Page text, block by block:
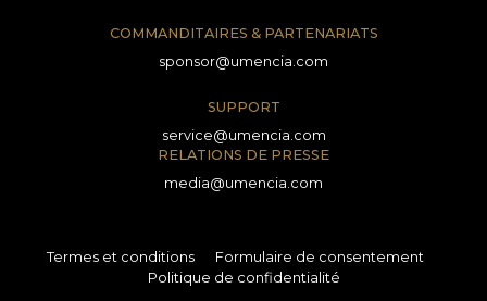
COMMANDITAIRES & PARTENARIATS
sponsor@umencia.com
SUPPORT
service@umencia.com
RELATIONS DE PRESSE
media@umencia.com
Termes et conditions
Formulaire de consentement
Politique de confidentialité